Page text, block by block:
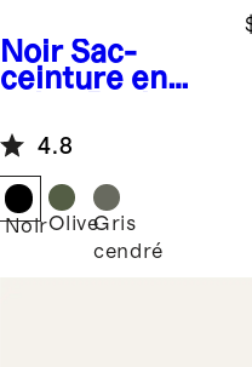
Noir Sac-
ceinture en
4.8
NoirOliveGris
cendré